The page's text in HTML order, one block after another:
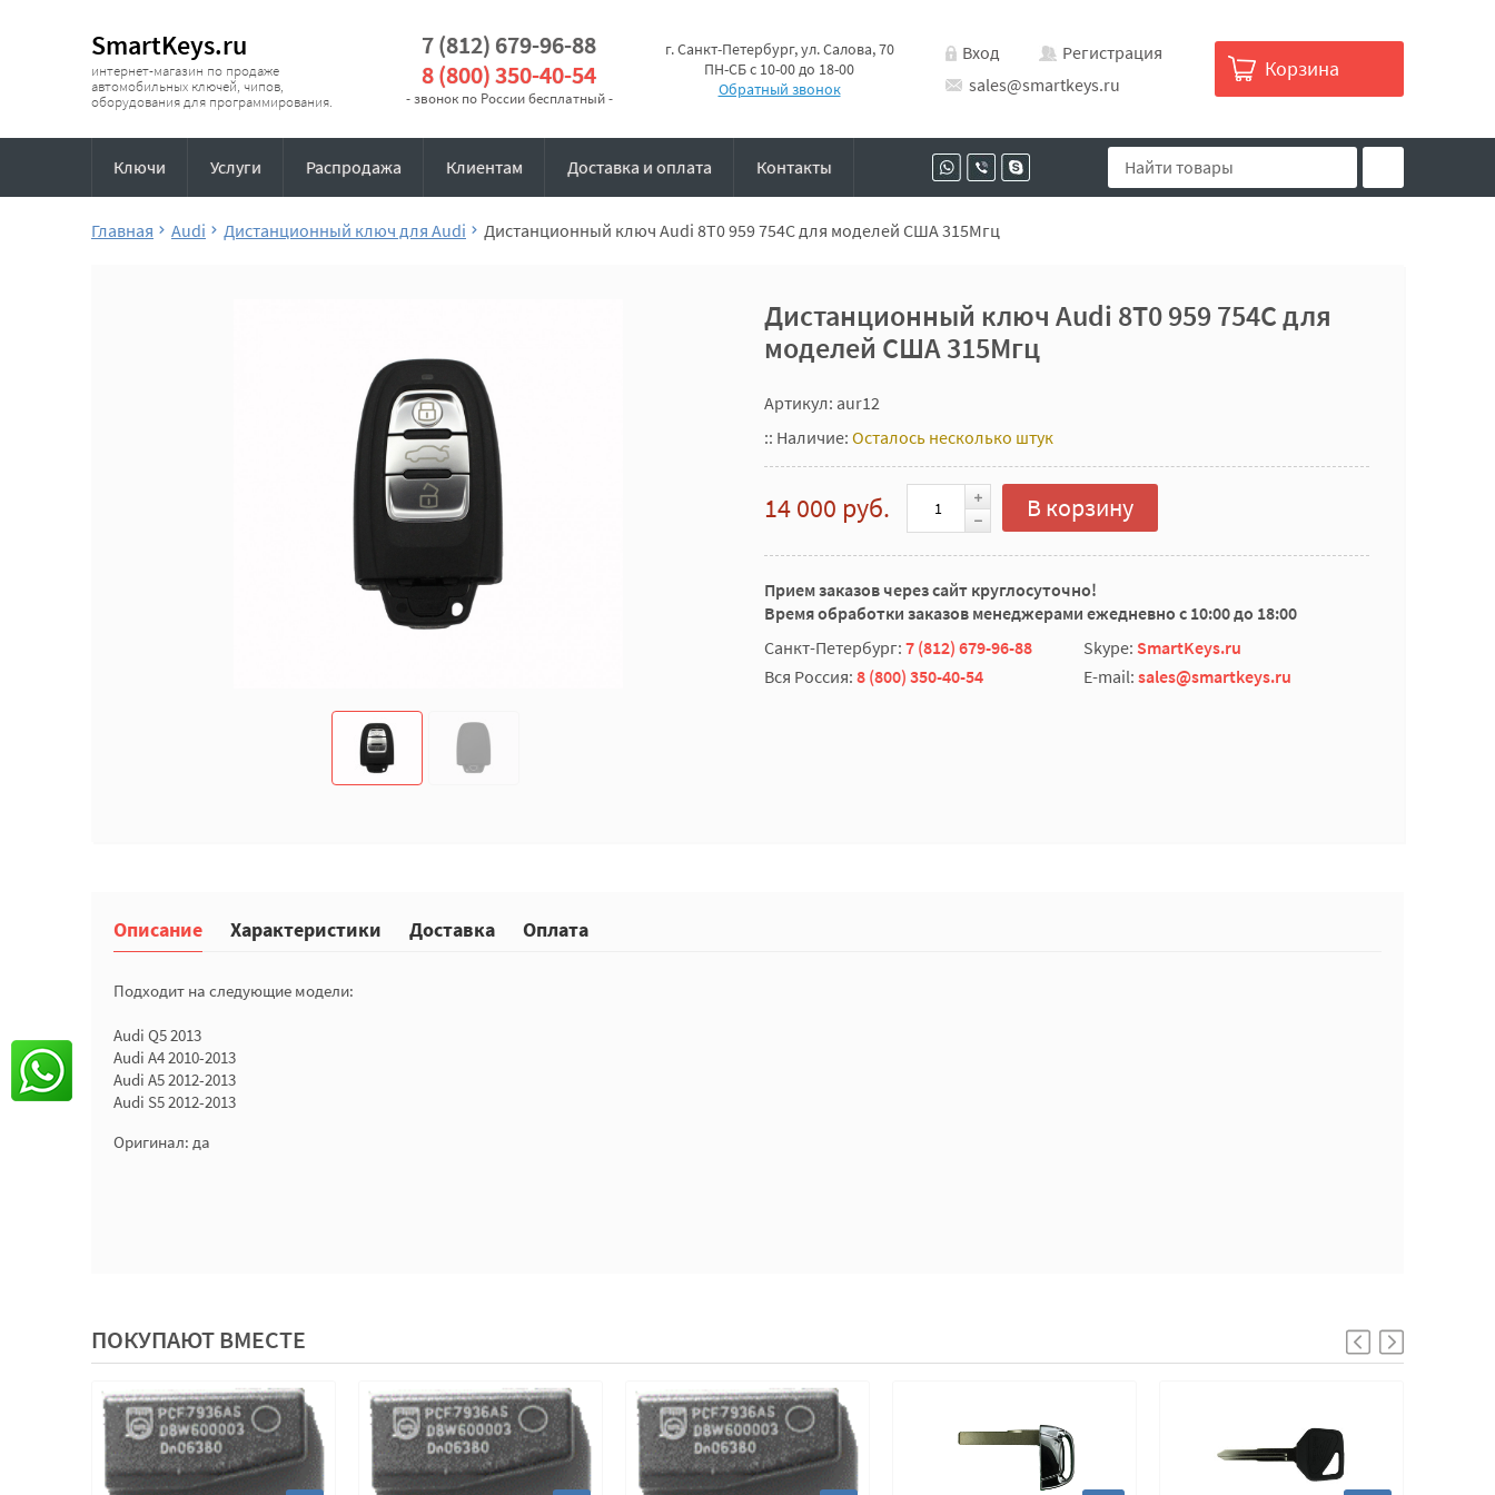
SmartKeys.ru
интернет-магазин по продаже
автомобильных ключей, чипов,
оборудования для программирования.
7 (812) 679-96-88
8 (800) 350-40-54
- звонок по России бесплатный -
г. Санкт-Петербург, ул. Салова, 70
ПН-СБ с 10-00 до 18-00
Обратный звонок
Вход
Регистрация
sales@smartkeys.ru
Корзина
Ключи Услуги Распродажа Клиентам Доставка и оплата Контакты
Главная Audi Дистанционный ключ для Audi Дистанционный ключ Audi 8T0 959 754C для моделей США 315Мгц
Дистанционный ключ Audi 8T0 959 754C для
моделей США 315Мгц
Артикул: aur12
:: Наличие: Осталось несколько штук
14 000 руб. В корзину
Прием заказов через сайт круглосуточно!
Время обработки заказов менеджерами ежедневно с 10:00 до 18:00
Санкт-Петербург: 7 (812) 679-96-88 Skype: SmartKeys.ru
Вся Россия: 8 (800) 350-40-54 E-mail: sales@smartkeys.ru
Описание Характеристики Доставка Оплата
Подходит на следующие модели:
Audi Q5 2013
Audi A4 2010-2013
Audi A5 2012-2013
Audi S5 2012-2013
Оригинал: да
ПОКУПАЮТ ВМЕСТЕ